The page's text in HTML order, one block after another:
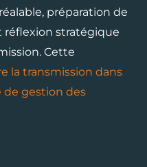
préparation de
réflexion stratégique
Cette
la transmission dans
gestion des